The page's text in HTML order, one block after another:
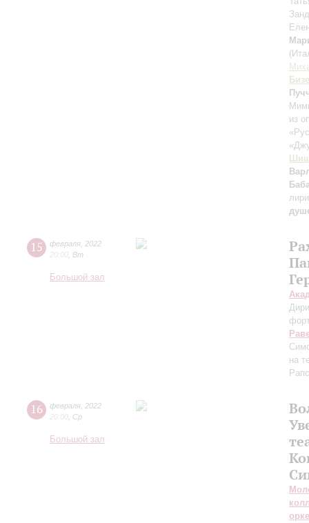
Бизе
из
15 февраля 2022
20:00 Вт
Большой зал
на
16 февраля 2022
20:00 Ср
Большой зал